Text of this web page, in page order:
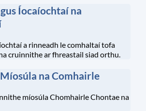
Íocaíochtaí na
a rinneadh le comhaltaí tofa
cruinnithe ar fhreastail siad orthu.
na Comhairle
míosúla Chomhairle Chontae na